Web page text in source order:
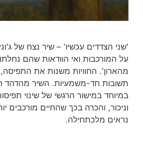
'שני הצדדים עכשיו' – שיר נצח של
על המורכבות ואי הוודאות שהם
מהארון'. החוויות משנות את התפיסה,
תשובות חד-משמעיות. השיר מהדהד
במיוחד במישור הרגשי של שינוי
וניכור, והכרה בכך שהחיים מורכבים
נראים מלכתחילה.